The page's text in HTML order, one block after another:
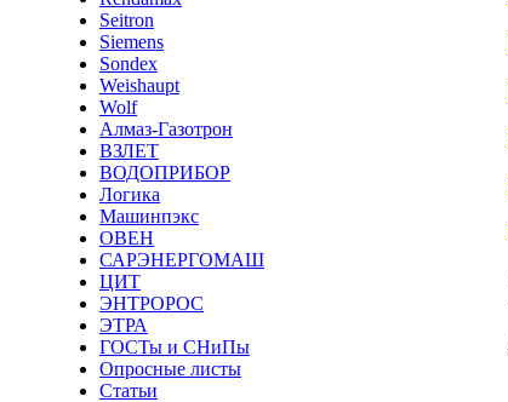
Seitron
Siemens
Sondex
Weishaupt
Wolf
Алмаз-Газотрон
ВЗЛЕТ
ВОДОПРИБОР
Логика
Машинпэкс
ОВЕН
САРЭНЕРГОМАШ
ЦИТ
ЭНТРОРОС
ЭТРА
ГОСТы и СНиПы
Опросные листы
Статьи